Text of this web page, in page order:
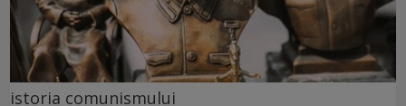
istoria comunismului